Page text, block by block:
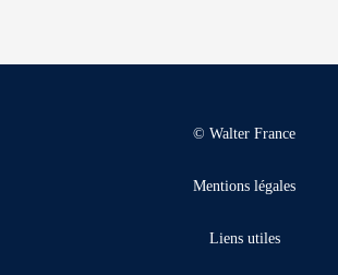
© Walter France
Mentions légales
Liens utiles